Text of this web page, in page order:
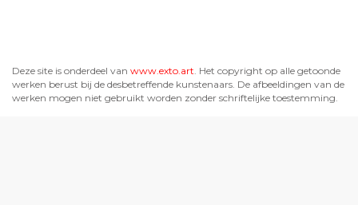
Deze site is onderdeel van www.exto.art . Het copyright op alle getoonde
werken berust bij de desbetreffende kunstenaars. De afbeeldingen van de
werken mogen niet gebruikt worden zonder schriftelijke toestemming.